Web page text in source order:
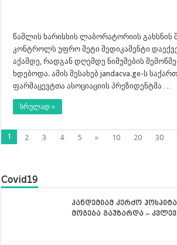
წამლის ხარისხის ლაბორატორიის გახსნის
კონტროლს უფრო მეტი მედიკამენტი
აქამდე, რადგან დღემდე ნიმუშების
ხდებოდა. ამის შესახებ jandacva.ge-ს
ფარმაცევტთა ასოციაციის პრეზიდენტმა …
სრულად »
1 2 3 4 5 » 10 20 30
Covid19
პანდემიამ კერძო
მოგება გაუზარდა –